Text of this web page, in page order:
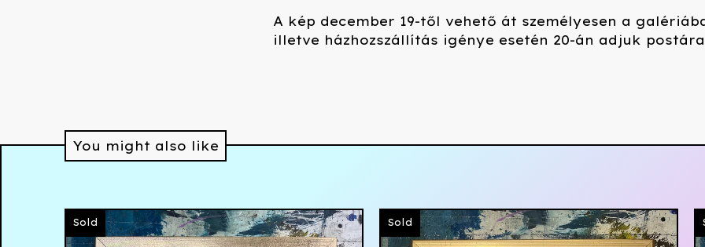
A kép december 19-től vehető át személyesen a
illetve házhozszállítás igénye esetén 20-án adjuk
You might also like
Sold Sold